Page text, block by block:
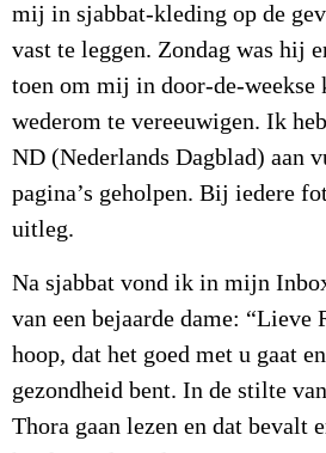
mij in sjabbat-kleding op de
vast te leggen. Zondag was hij
toen om mij in door-de-weekse
wederom te vereeuwigen. Ik
ND (Nederlands Dagblad) aan
pagina’s geholpen. Bij iedere
uitleg.
Na sjabbat vond ik in mijn
van een bejaarde dame: “Lieve
hoop, dat het goed met u gaat
gezondheid bent. In de stilte
Thora gaan lezen en dat bevalt